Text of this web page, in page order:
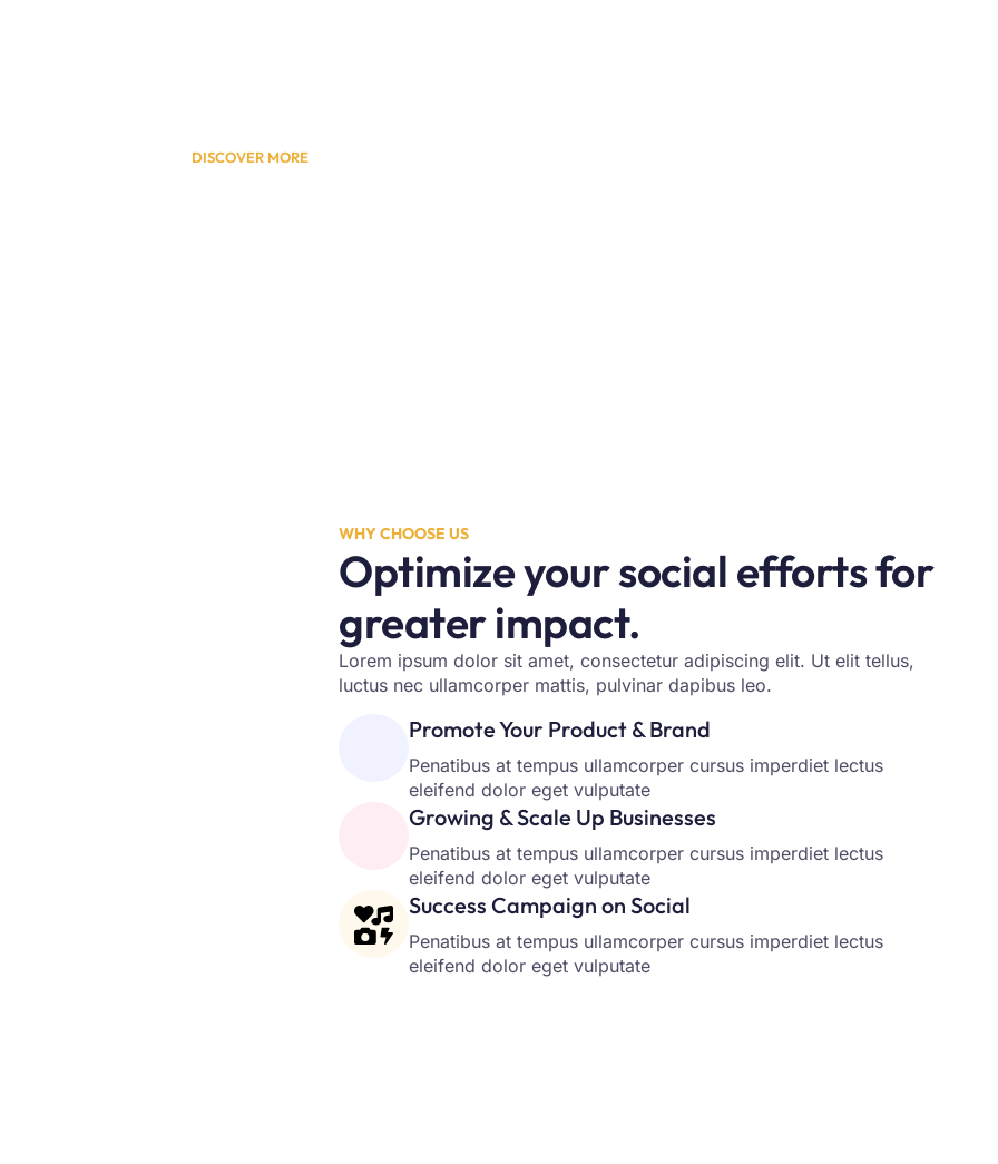
DISCOVER MORE
WHY CHOOSE US
Optimize your social efforts for
greater impact.
Lorem ipsum dolor sit amet, consectetur adipiscing elit. Ut elit tellus,
luctus nec ullamcorper mattis, pulvinar dapibus leo.
Promote Your Product & Brand
Penatibus at tempus ullamcorper cursus imperdiet lectus
eleifend dolor eget vulputate
Growing & Scale Up Businesses
Penatibus at tempus ullamcorper cursus imperdiet lectus
eleifend dolor eget vulputate
Success Campaign on Social
Penatibus at tempus ullamcorper cursus imperdiet lectus
eleifend dolor eget vulputate